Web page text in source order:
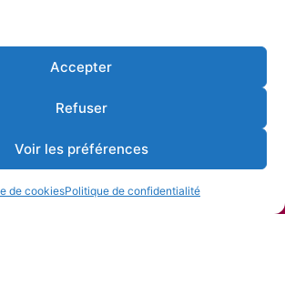
Accepter
Refuser
Voir les préférences
de cookiesPolitique de confidentialité